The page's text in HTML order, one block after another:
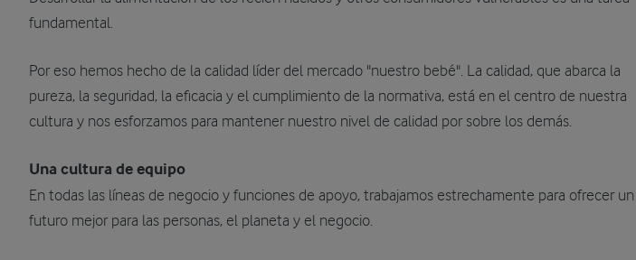
fundamental.
Por eso hemos hecho de la calidad líder del mercado "nuestro bebé". La calidad, que abarca la
pureza, la seguridad, la eficacia y el cumplimiento de la normativa, está en el centro de nuestra
cultura y nos esforzamos para mantener nuestro nivel de calidad por sobre los demás.
Una cultura de equipo
En todas las líneas de negocio y funciones de apoyo, trabajamos estrechamente para ofrecer un
futuro mejor para las personas, el planeta y el negocio.